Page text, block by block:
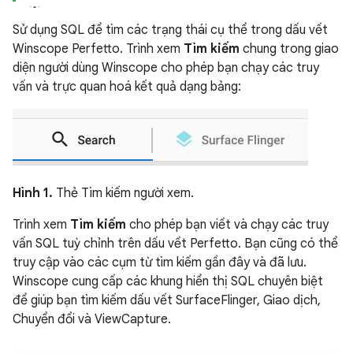
Sử dụng SQL để tìm các trạng thái cụ thể trong dấu vết
Winscope Perfetto. Trình xem Tìm kiếm chung trong giao
diện người dùng Winscope cho phép bạn chạy các truy
vấn và trực quan hoá kết quả dạng bảng:
Hình 1. Thẻ Tìm kiếm người xem.
Trình xem Tìm kiếm cho phép bạn viết và chạy các truy
vấn SQL tuỳ chỉnh trên dấu vết Perfetto. Bạn cũng có thể
truy cập vào các cụm từ tìm kiếm gần đây và đã lưu.
Winscope cung cấp các khung hiển thị SQL chuyên biệt
để giúp bạn tìm kiếm dấu vết SurfaceFlinger, Giao dịch,
Chuyển đổi và ViewCapture.